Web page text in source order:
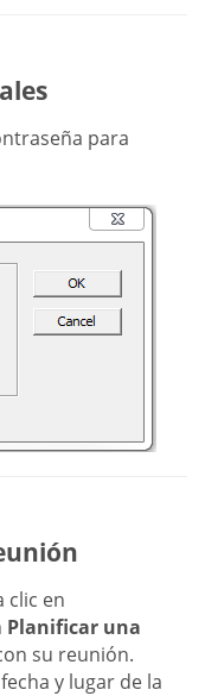
para
clic en
Planificar una
su reunión.
y lugar de la